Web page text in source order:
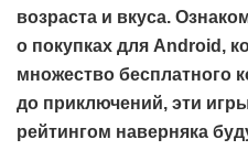
возраста и вкуса.
о покупках для Android,
множество бесплатного
до приключений, эти
рейтингом наверняка